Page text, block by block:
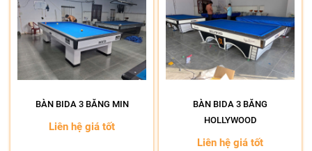
BÀN BIDA 3 BĂNG MIN
Liên hệ giá tốt
BÀN BIDA 3 BĂNG
HOLLYWOOD
Liên hệ giá tốt